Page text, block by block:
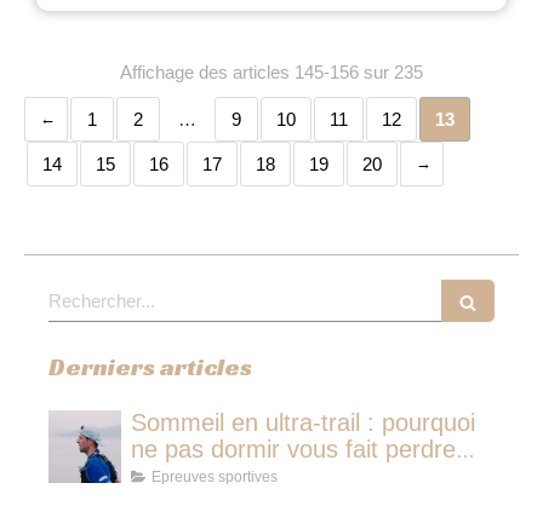
Affichage des articles 145-156 sur 235
1 2 … 9 10 11 12 13
14 15 16 17 18 19 20
Rechercher
Derniers articles
Sommeil en ultra-trail : pourquoi
ne pas dormir vous fait perdre
plus de temps qu'une micro-
Epreuves sportives